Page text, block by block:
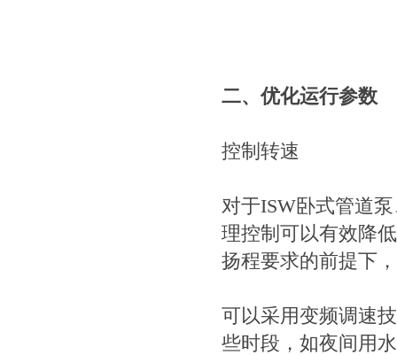
二、优化运行参数
控制转速
对于ISW卧式管道
理控制可以有效降
扬程要求的前提下
可以采用变频调速
些时段，如夜间用